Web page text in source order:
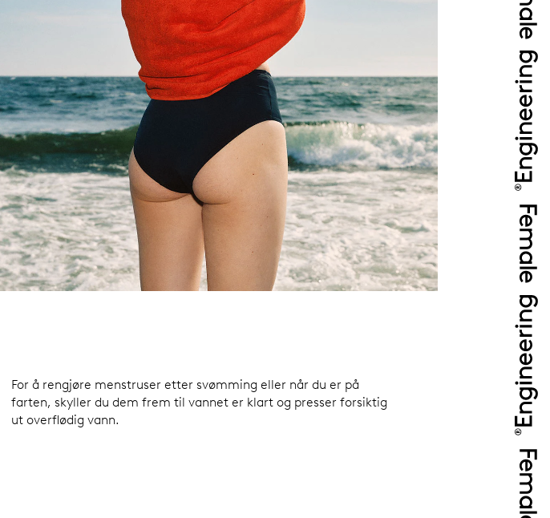
For å rengjøre menstruser etter svømming eller når du er på
farten, skyller du dem frem til vannet er klart og presser forsiktig
ut overflødig vann.